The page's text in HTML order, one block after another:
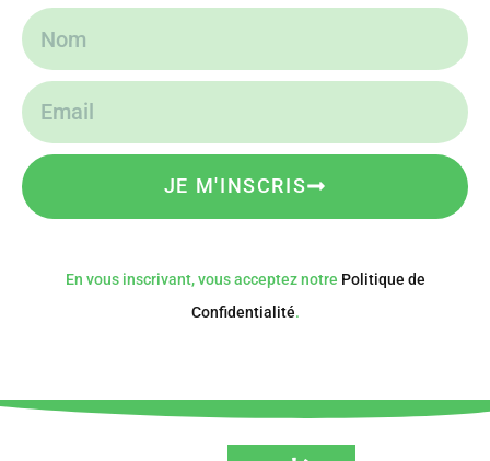
JE M'INSCRIS
En vous inscrivant, vous acceptez notre Politique de
Confidentialité.